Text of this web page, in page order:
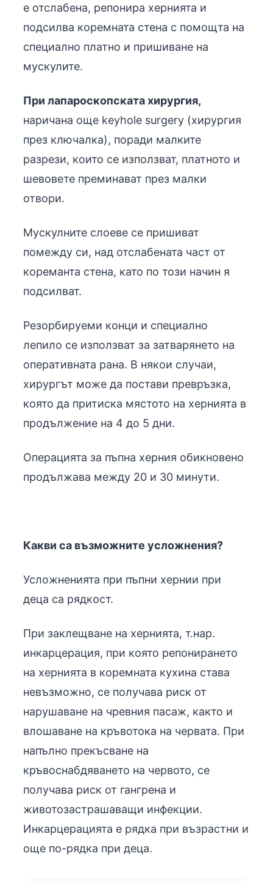
е отслабена, репонира хернията и
подсилва коремната стена с помощта на
специално платно и пришиване на
мускулите.
При лапароскопската хирургия,
наричана още keyhole surgery (хирургия
през ключалка), поради малките
разрези, които се използват, платното и
шевовете преминават през малки
отвори.
Мускулните слоеве се пришиват
помежду си, над отслабената част от
кореманта стена, като по този начин я
подсилват.
Резорбируеми конци и специално
лепило се използват за затварянето на
оперативната рана. В някои случаи,
хирургът може да постави превръзка,
която да притиска мястото на хернията в
продължение на 4 до 5 дни.
Операцията за пъпна херния обикновено
продължава между 20 и 30 минути.
Какви са възможните усложнения?
Усложненията при пъпни хернии при
деца са рядкост.
При заклещване на хернията, т.нар.
инкарцерация, при която репонирането
на хернията в коремната кухина става
невъзможно, се получава риск от
нарушаване на чревния пасаж, както и
влошаване на кръвотока на червата. При
напълно прекъсване на
кръвоснабдяването на червото, се
получава риск от гангрена и
животозастрашаващи инфекции.
Инкарцерацията е рядка при възрастни и
още по-рядка при деца.